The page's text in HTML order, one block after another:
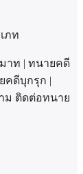
ภท
าท | ทนายคดี
คดีบุกรุก |
ม ติดต่อทนาย